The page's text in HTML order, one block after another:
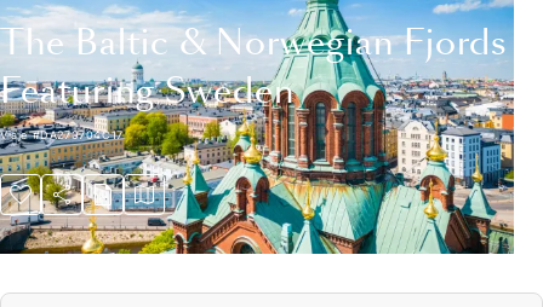
The Baltic & Norwegian Fjords
Featuring Sweden
Viaje#DA270704C17